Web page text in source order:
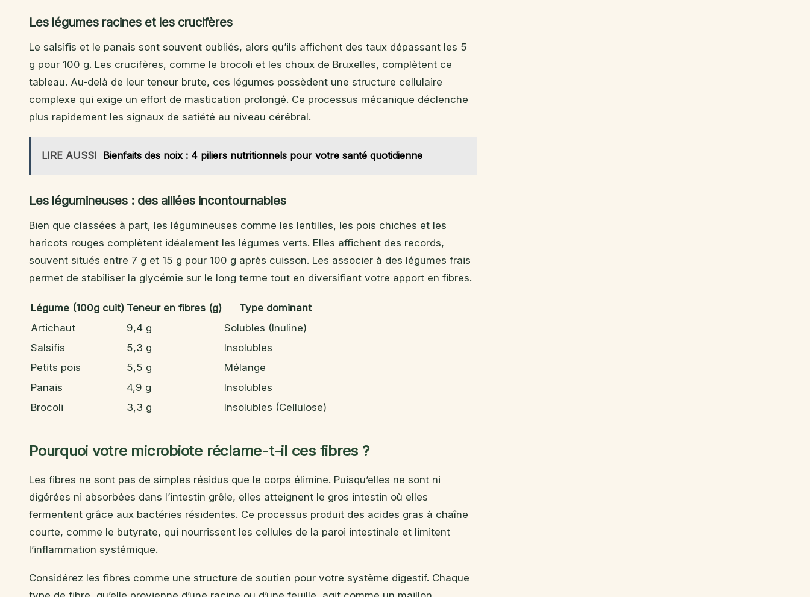
Les légumes racines et les crucifères
Le salsifis et le panais sont souvent oubliés, alors qu’ils affichent des taux dépassant les 5
g pour 100 g. Les crucifères, comme le brocoli et les choux de Bruxelles, complètent ce
tableau. Au-delà de leur teneur brute, ces légumes possèdent une structure cellulaire
complexe qui exige un effort de mastication prolongé. Ce processus mécanique déclenche
plus rapidement les signaux de satiété au niveau cérébral.
LIRE AUSSI Bienfaits des noix : 4 piliers nutritionnels pour votre santé quotidienne
Les légumineuses : des alliées incontournables
Bien que classées à part, les légumineuses comme les lentilles, les pois chiches et les
haricots rouges complètent idéalement les légumes verts. Elles affichent des records,
souvent situés entre 7 g et 15 g pour 100 g après cuisson. Les associer à des légumes frais
permet de stabiliser la glycémie sur le long terme tout en diversifiant votre apport en fibres.
Légume (100g cuit) Teneur en fibres (g)
Type dominant
Artichaut
9,4 g
Solubles (Inuline)
Salsifis
5,3 g
Insolubles
Petits pois
5,5 g
Mélange
Panais
4,9 g
Insolubles
Brocoli
3,3 g Insolubles (Cellulose)
Pourquoi votre microbiote réclame-t-il ces fibres ?
Les fibres ne sont pas de simples résidus que le corps élimine. Puisqu’elles ne sont ni
digérées ni absorbées dans l’intestin grêle, elles atteignent le gros intestin où elles
fermentent grâce aux bactéries résidentes. Ce processus produit des acides gras à chaîne
courte, comme le butyrate, qui nourrissent les cellules de la paroi intestinale et limitent
l’inflammation systémique.
Considérez les fibres comme une structure de soutien pour votre système digestif. Chaque